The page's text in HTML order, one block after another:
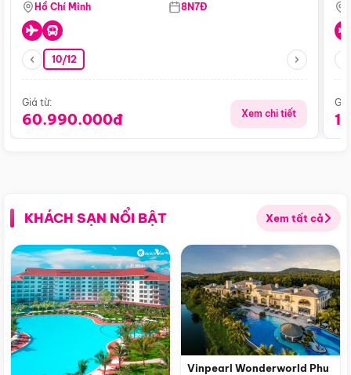
Hồ Chí Minh 8N7Đ
10/12
Giá từ:
60.990.000đ Xem chi tiết
KHÁCH SẠN NỔI BẬT Xem tất cả
Vinpearl Wonderworld Phu